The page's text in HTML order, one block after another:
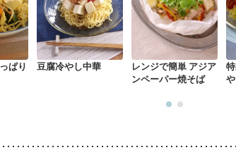
ぱり
豆腐冷やし中華
レンジで簡単 アジア
ンペーパー焼そば